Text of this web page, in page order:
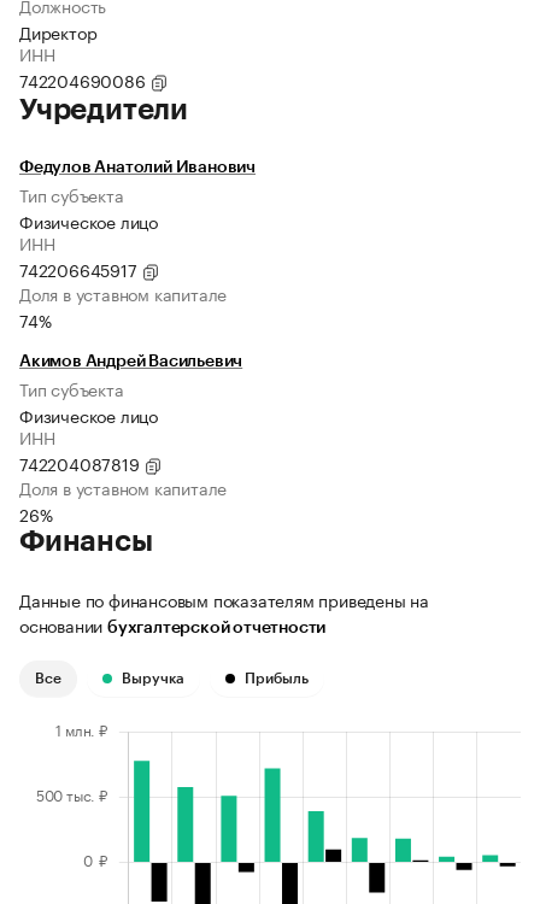
Должность
Директор
ИНН
742204690086
Учредители
Федулов Анатолий Иванович
Тип субъекта
Физическое лицо
ИНН
742206645917
Доля в уставном капитале
74%
Акимов Андрей Васильевич
Тип субъекта
Физическое лицо
ИНН
742204087819
Доля в уставном капитале
26%
Финансы
Данные по финансовым показателям приведены на
основании бухгалтерской отчетности
Все Выручка Прибыль